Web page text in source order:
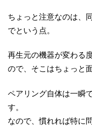
ちょっと注意なのは、
でという点。
再生元の機器が変わる
ので、そこはちょっと
ペアリング自体は一瞬
す。
なので、慣れれば特に